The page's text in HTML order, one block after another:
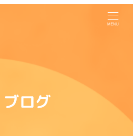
MENU
ブログ